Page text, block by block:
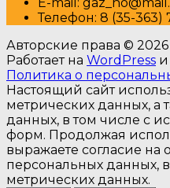
Телефон: 8 (35-363)
Авторские права © 2026
Работает на WordPress и
Политика о
Настоящий сайт
метрических данных, а
данных, в том числе с
форм. Продолжая
выражаете согласие на
персональных данных,
метрических данных.